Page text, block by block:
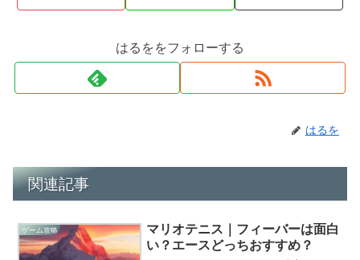
はるををフォローする
はるを
関連記事
ゲーム攻略
マリオテニス｜フィーバーは面白
い？エースどっちおすすめ？